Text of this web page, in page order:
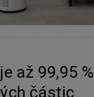
až 99,95
částic